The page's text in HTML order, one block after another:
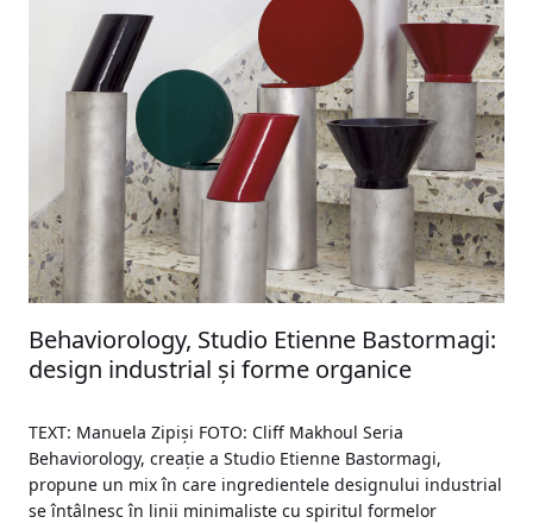
Behaviorology, Studio Etienne Bastormagi:
design industrial și forme organice
TEXT: Manuela Zipiși FOTO: Cliff Makhoul Seria
Behaviorology, creație a Studio Etienne Bastormagi,
propune un mix în care ingredientele designului industrial
se întâlnesc în linii minimaliste cu spiritul formelor